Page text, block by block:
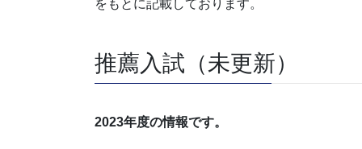
をもとに記載しております。
推薦入試（未更新）
2023年度の情報です。